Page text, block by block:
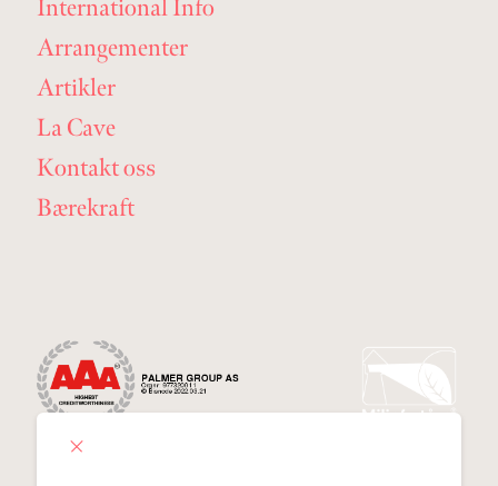
International Info
Arrangementer
Artikler
La Cave
Kontakt oss
Bærekraft